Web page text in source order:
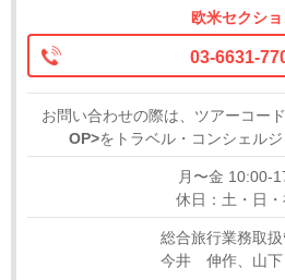
欧米セクシ
03-6631-
お問い合わせの際は、ツアーコード
OP>をトラベル・コンシェル
月〜金 10:00-
休日：土・日・
総合旅行業務取
今井 伸作、山